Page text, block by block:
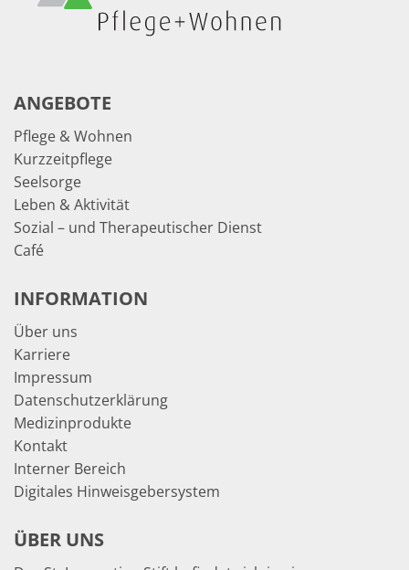
ANGEBOTE
Pflege & Wohnen
Kurzzeitpflege
Seelsorge
Leben & Aktivität
Sozial – und Therapeutischer Dienst
Café
INFORMATION
Über uns
Karriere
Impressum
Datenschutzerklärung
Medizinprodukte
Kontakt
Interner Bereich
Digitales Hinweisgebersystem
ÜBER UNS